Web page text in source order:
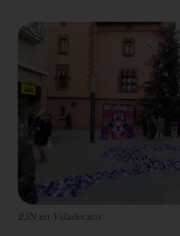
25N en Viladecans